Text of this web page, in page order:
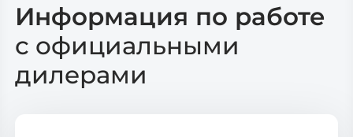
Информация по работе
с официальными
дилерами